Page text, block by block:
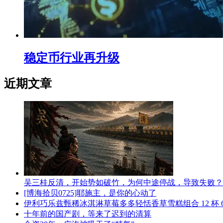
稳定币行业再升级
近期文章
吴三桂反清，开始势如破竹，为何中途停战，导致失败？
[博海拾贝0725]耶施主，是你的心动了
伊利巧乐兹甄稀冰淇淋草莓多多轻恬香草雪糕组合 12 杯
十年前的国产剧，等来了迟到的清算